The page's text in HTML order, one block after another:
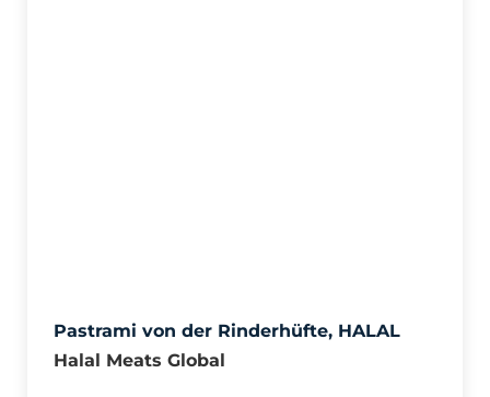
Pastrami von der Rinderhüfte, HALAL
Halal Meats Global